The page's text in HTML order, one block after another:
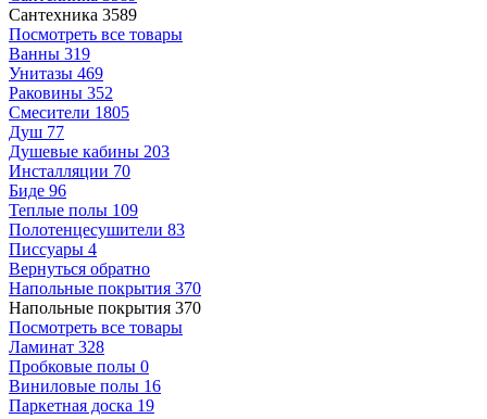
Сантехника 3589
Посмотреть все товары
Ванны 319
Унитазы 469
Раковины 352
Смесители 1805
Душ 77
Душевые кабины 203
Инсталляции 70
Биде 96
Теплые полы 109
Полотенцесушители 83
Писсуары 4
Вернуться обратно
Напольные покрытия 370
Напольные покрытия 370
Посмотреть все товары
Ламинат 328
Пробковые полы 0
Виниловые полы 16
Паркетная доска 19